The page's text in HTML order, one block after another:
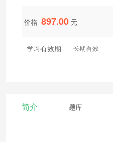
价格 897.00 元
学习有效期 长期有效
简介 题库